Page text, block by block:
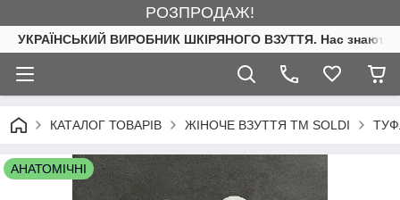
РОЗПРОДАЖ!
УКРАЇНСЬКИЙ ВИРОБНИК ШКІРЯНОГО ВЗУТТЯ. Нас знають.
КАТАЛОГ ТОВАРІВ ЖІНОЧЕ ВЗУТТЯ ТМ SOLDI
АНАТОМІЧНІ